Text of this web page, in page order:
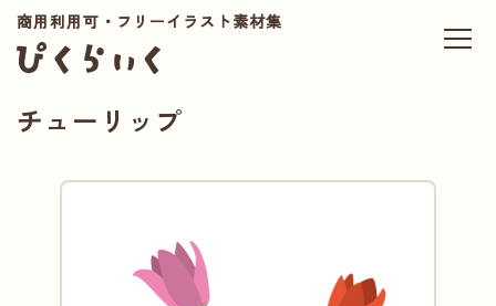
商用利用可・フリーイラスト素材集
チューリップ